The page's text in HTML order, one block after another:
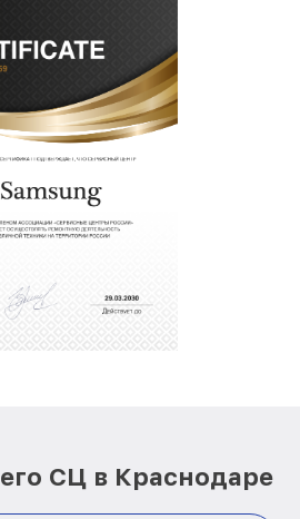
СЦ в Краснодаре